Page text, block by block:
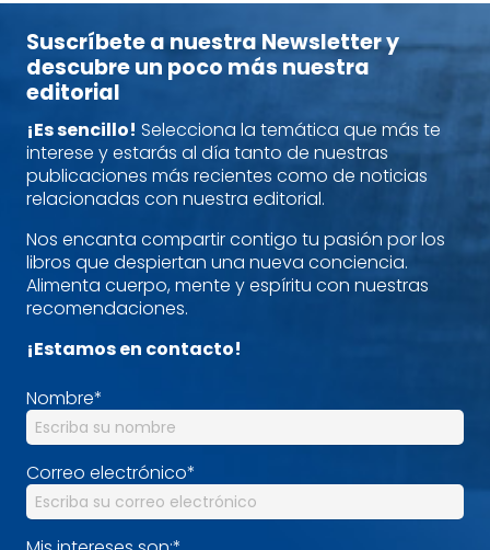
Suscríbete a nuestra Newsletter y
descubre un poco más nuestra
editorial
¡Es sencillo! Selecciona la temática que más te
interese y estarás al día tanto de nuestras
publicaciones más recientes como de noticias
relacionadas con nuestra editorial.
Nos encanta compartir contigo tu pasión por los
libros que despiertan una nueva conciencia.
Alimenta cuerpo, mente y espíritu con nuestras
recomendaciones.
¡Estamos en contacto!
Nombre*
Correo electrónico*